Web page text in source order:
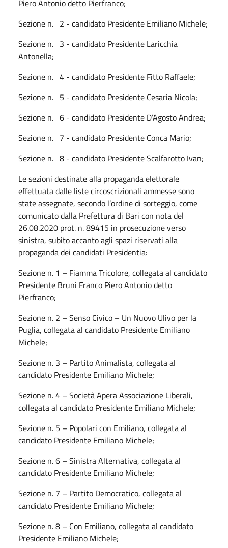
Piero Antonio detto Pierfranco;
Sezione n. 2 - candidato Presidente Emiliano Michele;
Sezione n. 3 - candidato Presidente Laricchia
Antonella;
Sezione n. 4 - candidato Presidente Fitto Raffaele;
Sezione n. 5 - candidato Presidente Cesaria Nicola;
Sezione n. 6 - candidato Presidente D’Agosto Andrea;
Sezione n. 7 - candidato Presidente Conca Mario;
Sezione n. 8 - candidato Presidente Scalfarotto Ivan;
Le sezioni destinate alla propaganda elettorale
effettuata dalle liste circoscrizionali ammesse sono
state assegnate, secondo l’ordine di sorteggio, come
comunicato dalla Prefettura di Bari con nota del
26.08.2020 prot. n. 89415 in prosecuzione verso
sinistra, subito accanto agli spazi riservati alla
propaganda dei candidati Presidentia:
Sezione n. 1 – Fiamma Tricolore, collegata al candidato
Presidente Bruni Franco Piero Antonio detto
Pierfranco;
Sezione n. 2 – Senso Civico – Un Nuovo Ulivo per la
Puglia, collegata al candidato Presidente Emiliano
Michele;
Sezione n. 3 – Partito Animalista, collegata al
candidato Presidente Emiliano Michele;
Sezione n. 4 – Società Apera Associazione Liberali,
collegata al candidato Presidente Emiliano Michele;
Sezione n. 5 – Popolari con Emiliano, collegata al
candidato Presidente Emiliano Michele;
Sezione n. 6 – Sinistra Alternativa, collegata al
candidato Presidente Emiliano Michele;
Sezione n. 7 – Partito Democratico, collegata al
candidato Presidente Emiliano Michele;
Sezione n. 8 – Con Emiliano, collegata al candidato
Presidente Emiliano Michele;